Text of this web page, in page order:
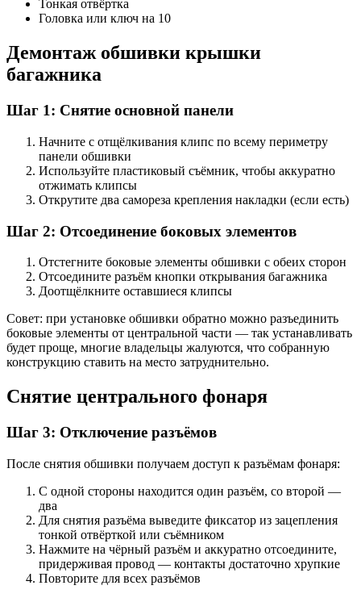
Тонкая отвёртка
Головка или ключ на 10
Демонтаж обшивки крышки
багажника
Шаг 1: Снятие основной панели
Начните с отщёлкивания клипс по всему периметру
панели обшивки
Используйте пластиковый съёмник, чтобы аккуратно
отжимать клипсы
Открутите два самореза крепления накладки (если есть)
Шаг 2: Отсоединение боковых элементов
Отстегните боковые элементы обшивки с обеих сторон
Отсоедините разъём кнопки открывания багажника
Доотщёлкните оставшиеся клипсы
Совет: при установке обшивки обратно можно разъединить
боковые элементы от центральной части — так устанавливать
будет проще, многие владельцы жалуются, что собранную
конструкцию ставить на место затруднительно.
Снятие центрального фонаря
Шаг 3: Отключение разъёмов
После снятия обшивки получаем доступ к разъёмам фонаря:
С одной стороны находится один разъём, со второй —
два
Для снятия разъёма выведите фиксатор из зацепления
тонкой отвёрткой или съёмником
Нажмите на чёрный разъём и аккуратно отсоедините,
придерживая провод — контакты достаточно хрупкие
Повторите для всех разъёмов